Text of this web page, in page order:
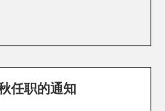
任职的通知